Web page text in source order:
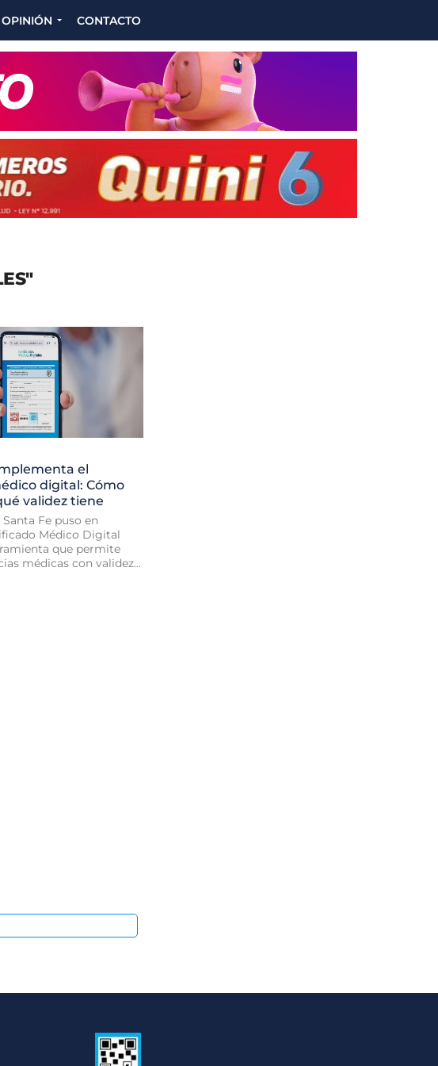
OPINIÓN CONTACTO
el
digital: Cómo
validez tiene
Fe puso en
Médico Digital
que permite
médicas con validez...